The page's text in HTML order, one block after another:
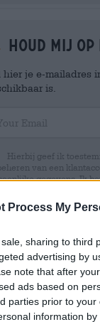
Process My
sharing to third
advertising by
note that after
ads based on
parties prior to
information
Houd mij
hier je e-mailadres
is.
Hierbij geef ik
van een
gegevens. Ik
intrekken door een e-
geen invloed
tot het moment
zijn inclusief
zijn inclusief accijns